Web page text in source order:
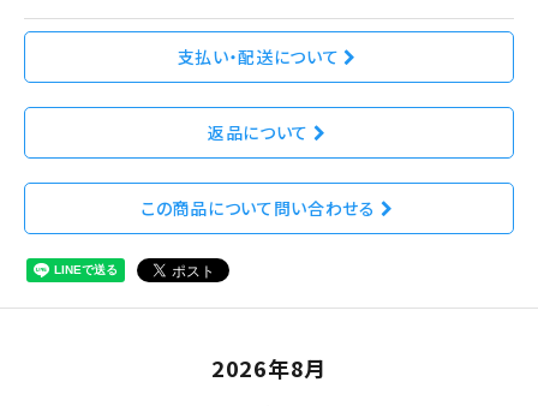
支払い・配送について
返品について
この商品について問い合わせる
2026年8月